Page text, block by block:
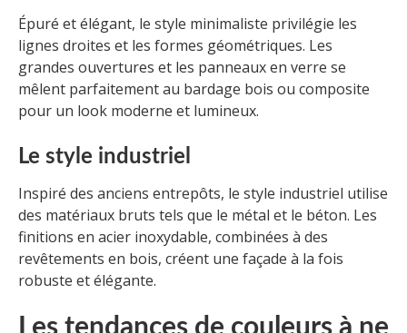
Épuré et élégant, le style minimaliste privilégie les
lignes droites et les formes géométriques. Les
grandes ouvertures et les panneaux en verre se
mêlent parfaitement au bardage bois ou composite
pour un look moderne et lumineux.
Le style industriel
Inspiré des anciens entrepôts, le style industriel utilise
des matériaux bruts tels que le métal et le béton. Les
finitions en acier inoxydable, combinées à des
revêtements en bois, créent une façade à la fois
robuste et élégante.